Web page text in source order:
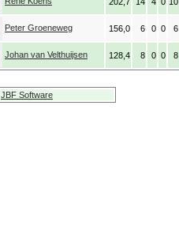
Peter Groeneweg 156,0 6 0 0 6
Johan van Velthuijsen 128,4 8 0 0 8
JBF Software